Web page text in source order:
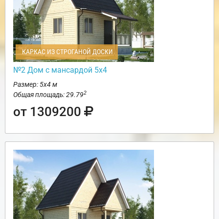
КАРКАС ИЗ СТРОГАНОЙ ДОСКИ
№2 Дом с мансардой 5х4
Размер: 5х4 м
Общая площадь: 29.792
от 1309200